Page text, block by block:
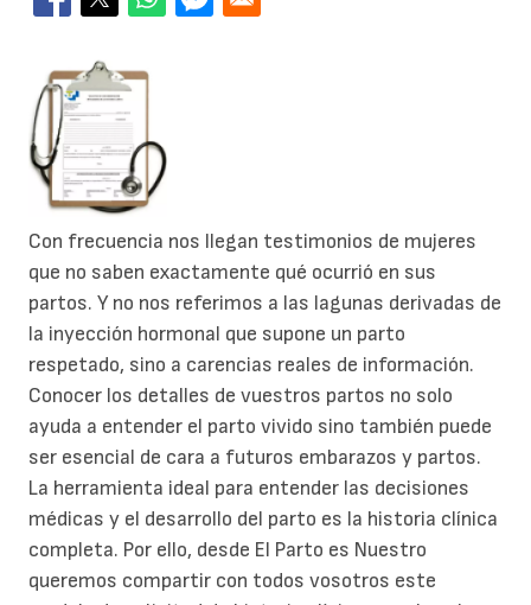
Con frecuencia nos llegan testimonios de mujeres
que no saben exactamente qué ocurrió en sus
partos. Y no nos referimos a las lagunas derivadas de
la inyección hormonal que supone un parto
respetado, sino a carencias reales de información.
Conocer los detalles de vuestros partos no solo
ayuda a entender el parto vivido sino también puede
ser esencial de cara a futuros embarazos y partos.
La herramienta ideal para entender las decisiones
médicas y el desarrollo del parto es la historia clínica
completa. Por ello, desde El Parto es Nuestro
queremos compartir con todos vosotros este